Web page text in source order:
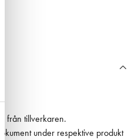
från tillverkaren.
under respektive produkt